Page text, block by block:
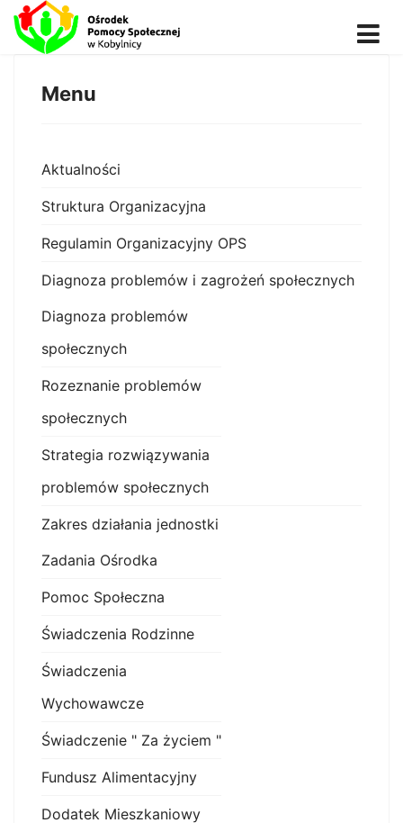
Menu
Aktualności
Struktura Organizacyjna
Regulamin Organizacyjny OPS
Diagnoza problemów i zagrożeń społecznych
Diagnoza problemów
społecznych
Rozeznanie problemów
społecznych
Strategia rozwiązywania
problemów społecznych
Zakres działania jednostki
Zadania Ośrodka
Pomoc Społeczna
Świadczenia Rodzinne
Świadczenia
Wychowawcze
Świadczenie " Za życiem "
Fundusz Alimentacyjny
Dodatek Mieszkaniowy